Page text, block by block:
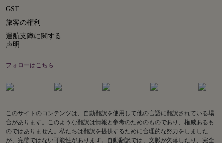
GST
旅客の権利
運航支障に関する
声明
フォローはこちら
このサイトのコンテンツは、自動翻訳を使用して他の言語に翻訳されている場
合があります。このような翻訳は情報と参考のためのものであり、権威あるも
のではありません。私たちは翻訳を提供するために合理的な努力をしました
が、完璧ではない可能性があります。自動翻訳では、文脈が欠落したり、完全